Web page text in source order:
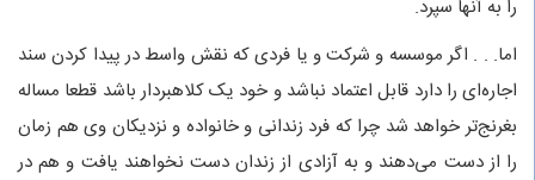
را به آنها سپرد.
اما. . . اگر موسسه و شرکت و یا فردی که نقش واسط در پیدا کردن سند
اجاره‌ای را دارد قابل اعتماد نباشد و خود یک کلاهبردار باشد قطعا مساله
بغرنج‌تر خواهد شد چرا که فرد زندانی و خانواده و نزدیکان وی هم زمان
را از دست می‌دهند و به آزادی از زندان دست نخواهند یافت و هم در